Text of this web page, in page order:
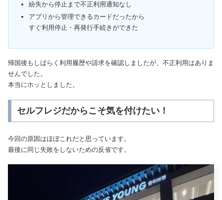
紛失から停止まで不正利用通知なし
アプリから管理できるカードだったから
すぐ利用停止・再発行手続きができた
帰国後もしばらく利用履歴や請求を確認しましたが、不正利用はありま
せんでした。
本当にホッとしました。
セルフレジだからこそ気を付けたい！
今回の原因はほぼこれだと思っています。
最後に同じ失敗をしないための反省です。